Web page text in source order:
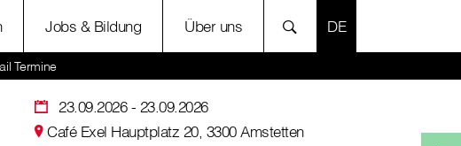
Jobs & Bildung Über uns SPRACHE
Termine
23.09.2026- 23.09.2026
Café Exel Hauptplatz 20, 3300 Amstetten